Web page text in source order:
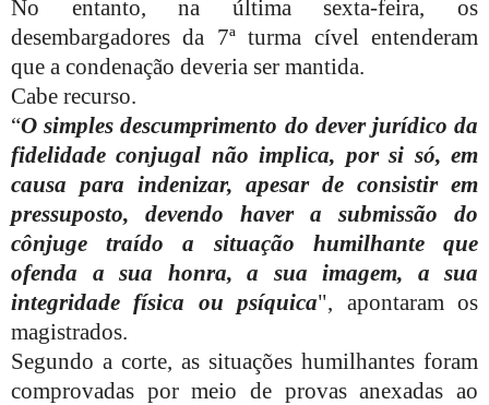
No entanto, na última sexta-feira, os
desembargadores da 7ª turma cível entenderam
que a condenação deveria ser mantida.
Cabe recurso.
“O simples descumprimento do dever jurídico da
fidelidade conjugal não implica, por si só, em
causa para indenizar, apesar de consistir em
pressuposto, devendo haver a submissão do
cônjuge traído a situação humilhante que
ofenda a sua honra, a sua imagem, a sua
integridade física ou psíquica", apontaram os
magistrados.
Segundo a corte, as situações humilhantes foram
comprovadas por meio de provas anexadas ao